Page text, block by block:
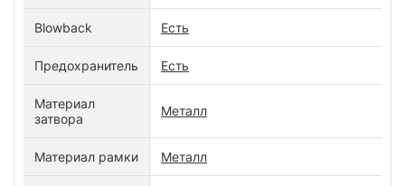
Blowback Есть
Предохранитель Есть
Материал
затвора
Металл
Материал рамки Металл